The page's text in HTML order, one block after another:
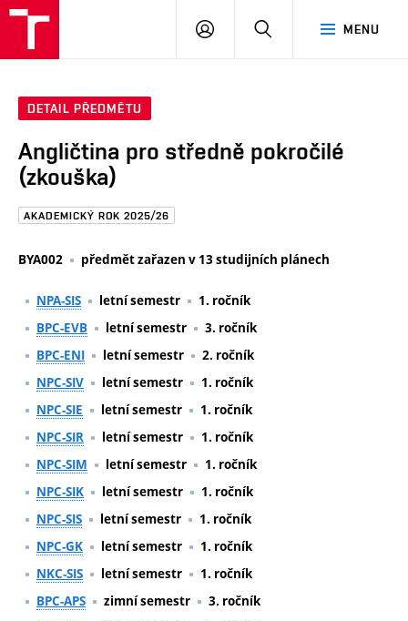
Brno
MENU
PŘIHLÁSIT
DETAIL PŘEDMĚTU
Angličtina pro středně pokročilé
(zkouška)
AKADEMICKÝ ROK 2025/26
BYA002 předmět zařazen v 13 studijních plánech
NPA-SIS letní semestr
1. ročník
BPC-EVB
letní semestr
3. ročník
BPC-ENI
letní semestr
2. ročník
NPC-SIV
letní semestr
1. ročník
NPC-SIE
letní semestr
1. ročník
NPC-SIR
letní semestr
1. ročník
NPC-SIM
letní semestr
1. ročník
NPC-SIK
letní semestr
1. ročník
NPC-SIS
letní semestr
1. ročník
NPC-GK
letní semestr
1. ročník
NKC-SIS
letní semestr
1. ročník
BPC-APS
zimní semestr
3. ročník